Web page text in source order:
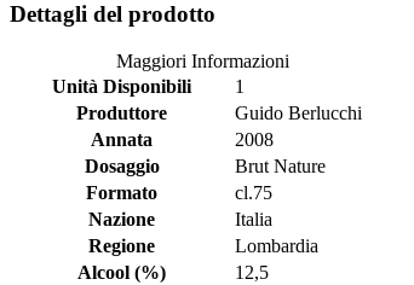
Dettagli del prodotto
Maggiori Informazioni
Unità Disponibili
1
Produttore
Guido Berlucchi
Annata
2008
Dosaggio
Brut Nature
Formato
cl.75
Nazione
Italia
Regione
Lombardia
Alcool (%)
12,5